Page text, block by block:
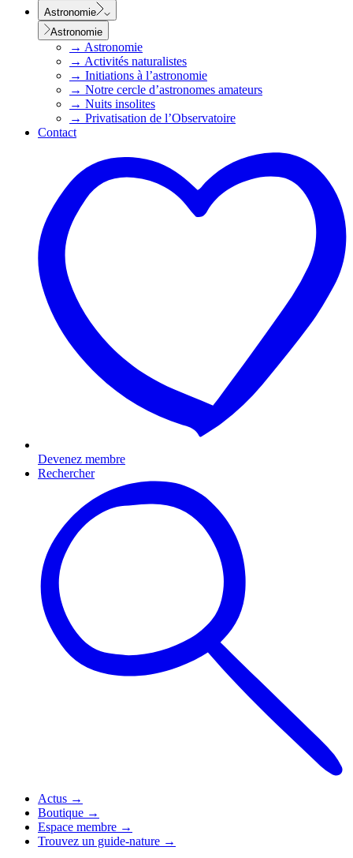
Astronomie
Astronomie
→ Astronomie
→ Activités naturalistes
→ Initiations à l’astronomie
→ Notre cercle d’astronomes amateurs
→ Nuits insolites
→ Privatisation de l’Observatoire
Contact
Devenez membre
Rechercher
Actus →
Boutique →
Espace membre →
Trouvez un guide-nature →